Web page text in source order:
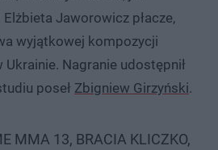
Jaworowicz płacze,
wyjątkowej kompozycji
Nagranie udostępnił
poseł Zbigniew Girzyński.
MMA 13, BRACIA KLICZKO,